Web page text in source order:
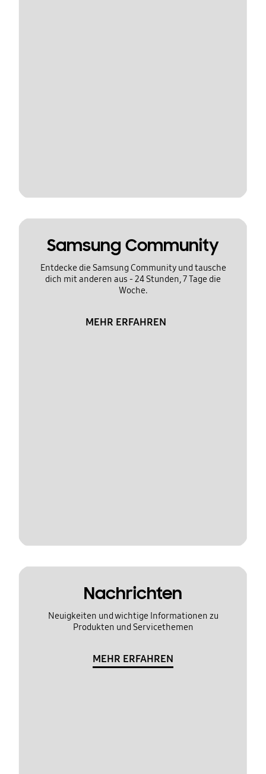
Samsung Community
Entdecke die Samsung Community und tausche
dich mit anderen aus - 24 Stunden, 7 Tage die
Woche.
MEHR ERFAHREN
Nachrichten
Neuigkeiten und wichtige Informationen zu
Produkten und Servicethemen
MEHR ERFAHREN